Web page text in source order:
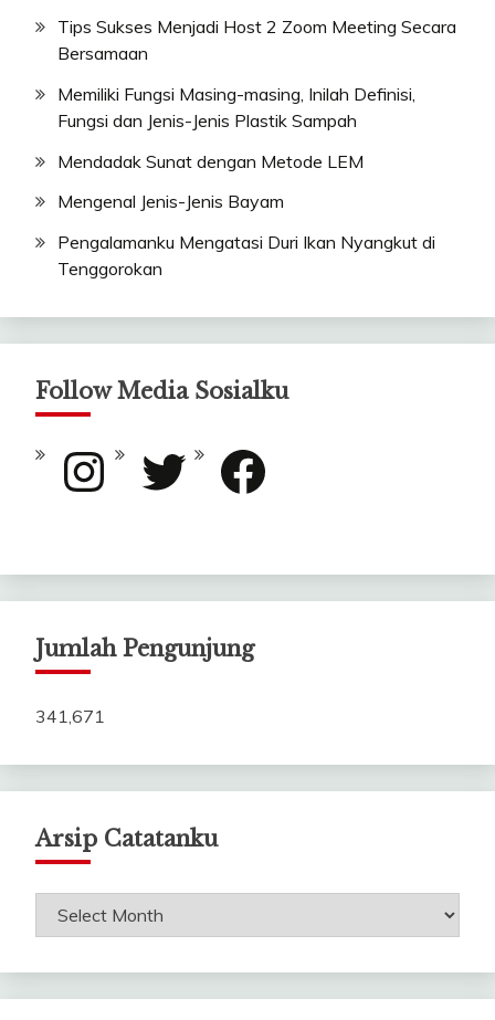
Tips Sukses Menjadi Host 2 Zoom Meeting Secara
Bersamaan
Memiliki Fungsi Masing-masing, Inilah Definisi,
Fungsi dan Jenis-Jenis Plastik Sampah
Mendadak Sunat dengan Metode LEM
Mengenal Jenis-Jenis Bayam
Pengalamanku Mengatasi Duri Ikan Nyangkut di
Tenggorokan
Follow Media Sosialku
Instagram Twitter Facebook
Jumlah Pengunjung
341,671
Arsip Catatanku
Arsip
Catatanku